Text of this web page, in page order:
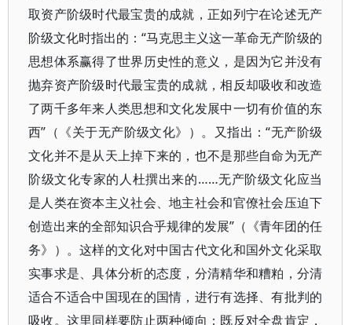
取资产阶级时代最宝贵的成就，正如列宁在论述无产
阶级文化时指出的：“马克思主义这一革命无产阶级的
思想体系赢得了世界历史性的意义，是因为它并没有
抛弃资产阶级时代最宝贵的成就，相反却吸收和改造
了两千多年来人类思想和文化发展中一切有价值的东
西”（《关于无产阶级文化》）。又指出：“无产阶级
文化并不是从天上掉下来的，也不是那些自命为无产
阶级文化专家的人杜撰出来的……无产阶级文化应当
是人类在资本主义社会、地主社会和官僚社会压迫下
创造出来的全部知识合乎规律的发展”（《青年团的任
务》）。这样的文化对中国古代文化和国外文化采取
实事求是、具体分析的态度，分清精华和糟粕，分清
适合不适合中国现在的国情，进行有选择、有批判的
吸收。这里同样要防止两种倾向：既反对全盘肯定，